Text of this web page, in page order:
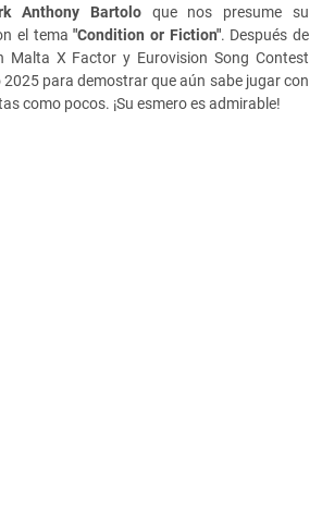
Anthony Bartoloque nos presume su
el tema"Condition or Fiction". Después de
Malta X Factor y Eurovision Song Contest
2025 para demostrar que aún sabe jugar con
como pocos. ¡Su esmero es admirable!